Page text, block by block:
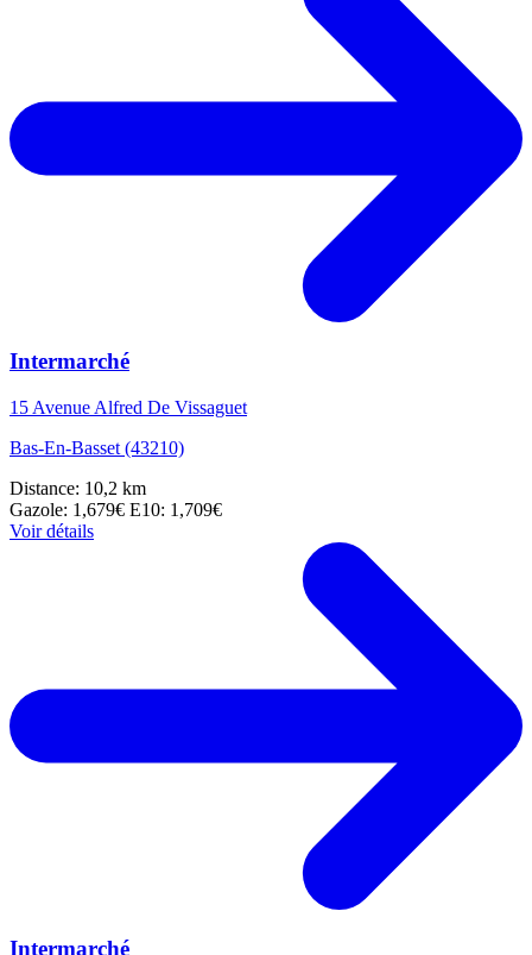
Intermarché
15 Avenue Alfred De Vissaguet
Bas-En-Basset (43210)
Distance: 10,2 km
Gazole: 1,679€ E10: 1,709€
Voir détails
Intermarché